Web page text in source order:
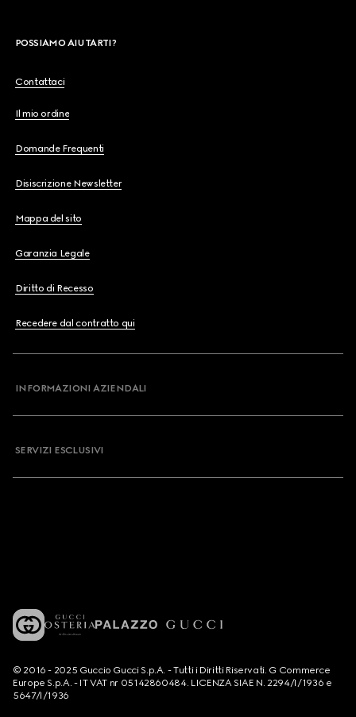
POSSIAMO AIUTARTI?
Contattaci
Il mio ordine
Domande Frequenti
Disiscrizione Newsletter
Mappa del sito
Garanzia Legale
Diritto di Recesso
Recedere dal contratto qui
INFORMAZIONI AZIENDALI
SERVIZI ESCLUSIVI
© 2016 - 2025 Guccio Gucci S.p.A. - Tutti i Diritti Riservati. G Commerce
Europe S.p.A. - IT VAT nr 05142860484. LICENZA SIAE N. 2294/I/1936 e
5647/I/1936